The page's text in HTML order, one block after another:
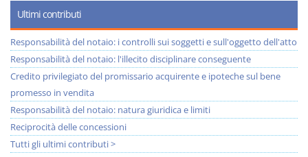
Ultimi contributi
Responsabilità del notaio: i controlli sui soggetti e sull'oggetto dell'atto
Responsabilità del notaio: l'illecito disciplinare conseguente
Credito privilegiato del promissario acquirente e ipoteche sul bene
promesso in vendita
Responsabilità del notaio: natura giuridica e limiti
Reciprocità delle concessioni
Tutti gli ultimi contributi >